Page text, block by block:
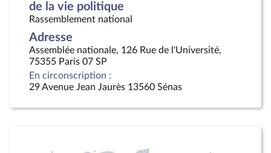
de la vie politique
Rassemblement national
Adresse
Assemblée nationale, 126 Rue de l'Université,
75355 Paris 07 SP
En circonscription :
29 Avenue Jean Jaurès 13560 Sénas